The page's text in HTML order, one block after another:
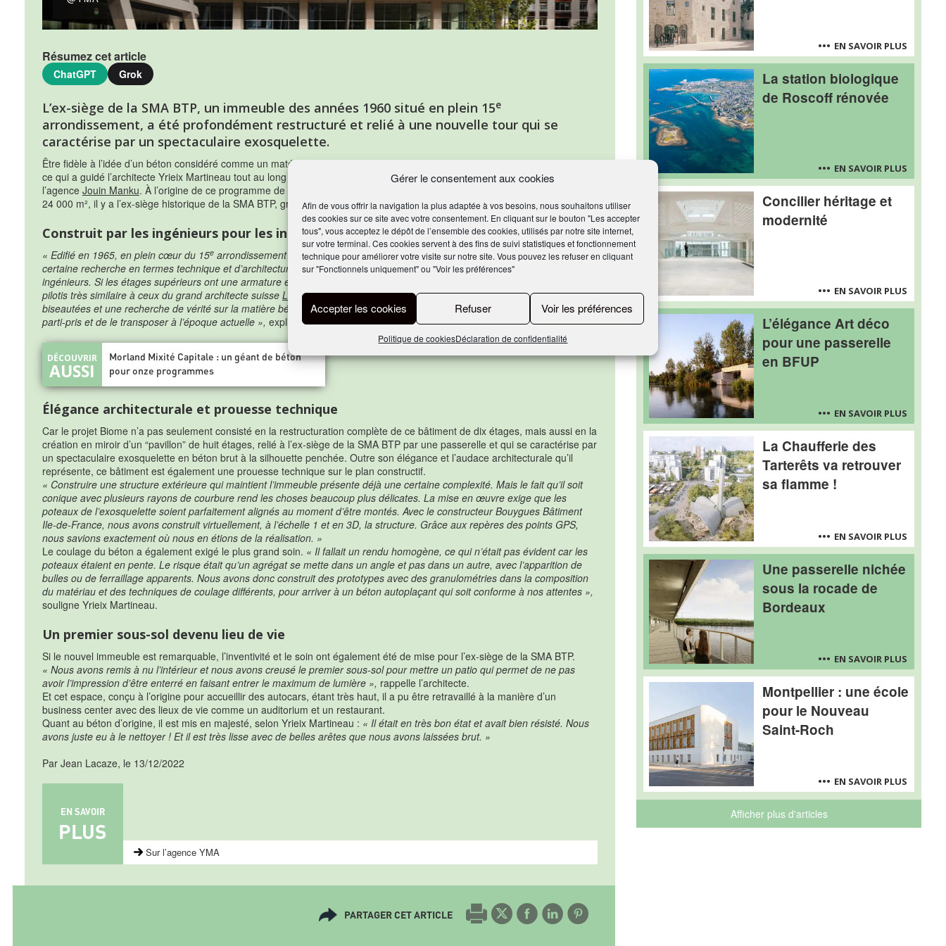
Gérer le consentement aux cookies
Afin de vous offrir la navigation la plus adaptée à vos besoins, nous souhaitons utiliser
des cookies sur ce site avec votre consentement. En cliquant sur le bouton "Les accepter
tous", vous acceptez le dépôt de l’ensemble des cookies, utilisés par notre site internet,
sur votre terminal. Ces cookies servent à des fins de suivi statistiques et fonctionnement
technique pour améliorer votre visite sur notre site. Vous pouvez les refuser en cliquant
sur "Fonctionnels uniquement" ou "Voir les préférences"
Accepter les cookies Refuser Voir les préférences
Politique de cookiesDéclaration de confidentialité
Résumez cet article
ChatGPT Grok
L’ex-siège de la SMA BTP, un immeuble des années 1960 situé en plein 15e
arrondissement, a été profondément restructuré et relié à une nouvelle tour qui se
caractérise par un spectaculaire exosquelette.
Être fidèle à l’idée d’un béton considéré comme un matériau noble et la prolonger dans une extension contemporaine, voilà
ce qui a guidé l’architecte Yrieix Martineau tout au long de la réalisation du projet Biome, dont il est le concepteur avec
l’agence Jouin Manku. À l’origine de ce programme de restructuration / construction d’immeubles de bureaux s’étendant sur
24 000 m², il y a l’ex-siège historique de la SMA BTP, groupe d’assurance pour les métiers de la construction.
Construit par les ingénieurs pour les ingénieurs
« Edifié en 1965, en plein cœur du 15e arrondissement de Paris, c’est un bâtiment qui faisait preuve à l’époque d’une
certaine recherche en termes technique et d’architecture. On pourrait dire qu’il est construit par des ingénieurs pour des
ingénieurs. Si les étages supérieurs ont une armature en acier, la structure socle-poutres en béton en fait un bâtiment sur
pilotis très similaire à ceux du grand architecte suisse Le Corbusier. Cet espace est d’ailleurs joliment traité avec des formes
biseautées et une recherche de vérité sur la matière béton que l’on expose et assume. Nous avons choisi de conserver ce
parti-pris et de le transposer à l’époque actuelle », explique Yrieix Martineau, fondateur de l’agenceYMA.
Morland Mixité Capitale : un géant de béton
pour onze programmes
Élégance architecturale et prouesse technique
Car le projet Biome n’a pas seulement consisté en la restructuration complète de ce bâtiment de dix étages, mais aussi en la
création en miroir d’un “pavillon” de huit étages, relié à l’ex-siège de la SMA BTP par une passerelle et qui se caractérise par
un spectaculaire exosquelette en béton brut à la silhouette penchée. Outre son élégance et l’audace architecturale qu’il
représente, ce bâtiment est également une prouesse technique sur le plan constructif.
« Construire une structure extérieure qui maintient l’immeuble présente déjà une certaine complexité. Mais le fait qu’il soit
conique avec plusieurs rayons de courbure rend les choses beaucoup plus délicates. La mise en œuvre exige que les
poteaux de l’exosquelette soient parfaitement alignés au moment d’être montés. Avec le constructeur Bouygues Bâtiment
Ile-de-France, nous avons construit virtuellement, à l’échelle 1 et en 3D, la structure. Grâce aux repères des points GPS,
nous savions exactement où nous en étions de la réalisation. »
Le coulage du béton a également exigé le plus grand soin. « Il fallait un rendu homogène, ce qui n’était pas évident car les
poteaux étaient en pente. Le risque était qu’un agrégat se mette dans un angle et pas dans un autre, avec l’apparition de
bulles ou de ferraillage apparents. Nous avons donc construit des prototypes avec des granulométries dans la composition
du matériau et des techniques de coulage différents, pour arriver à un béton autoplaçant qui soit conforme à nos attentes »,
souligne Yrieix Martineau.
Un premier sous-sol devenu lieu de vie
Si le nouvel immeuble est remarquable, l’inventivité et le soin ont également été de mise pour l’ex-siège de la SMA BTP.
« Nous avons remis à nu l’intérieur et nous avons creusé le premier sous-sol pour mettre un patio qui permet de ne pas
avoir l’impression d’être enterré en faisant entrer le maximum de lumière », rappelle l’architecte.
Et cet espace, conçu à l’origine pour accueillir des autocars, étant très haut, il a pu être retravaillé à la manière d’un
business center avec des lieux de vie comme un auditorium et un restaurant.
Quant au béton d’origine, il est mis en majesté, selon Yrieix Martineau : « Il était en très bon état et avait bien résisté. Nous
avons juste eu à le nettoyer ! Et il est très lisse avec de belles arêtes que nous avons laissées brut. »
Par Jean Lacaze, le 13/12/2022
EN SAVOIR
PLUS
Sur l’agence YMA
PARTAGER CET ARTICLE
EN SAVOIR PLUS
La station biologique
de Roscoff rénovée
EN SAVOIR PLUS
Concilier héritage et
modernité
EN SAVOIR PLUS
L’élégance Art déco
pour une passerelle
en BFUP
EN SAVOIR PLUS
La Chaufferie des
Tarterêts va retrouver
sa flamme !
EN SAVOIR PLUS
Une passerelle nichée
sous la rocade de
Bordeaux
EN SAVOIR PLUS
Montpellier : une école
pour le Nouveau
Saint-Roch
EN SAVOIR PLUS
Afficher plus d'articles